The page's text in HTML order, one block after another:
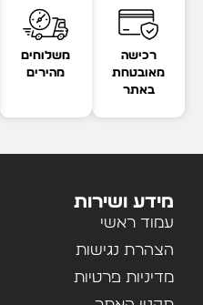
רכישה
מאובטחת
באתר
משלוחים
מהירים
מידע ושירות
עמוד ראשי
הצהרת נגישות
מדיניות פרטיות